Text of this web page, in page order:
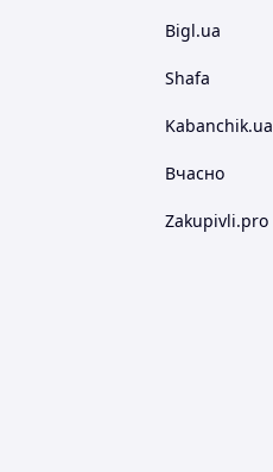
Bigl.ua
Shafa
Kabanchik.ua
Вчасно
Zakupivli.pro